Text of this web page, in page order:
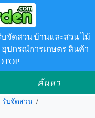
จัดสวน บ้านและสวน ไม้
ปกรณ์การเกษตร สินค้า
ค้นหา
รับจัดสวน /